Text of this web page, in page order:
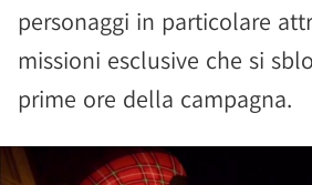
personaggi in particolare
missioni esclusive che si
prime ore della campagna.